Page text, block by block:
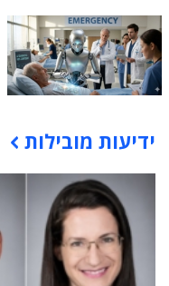
תוכן פרסומי
ידיעות מובילות